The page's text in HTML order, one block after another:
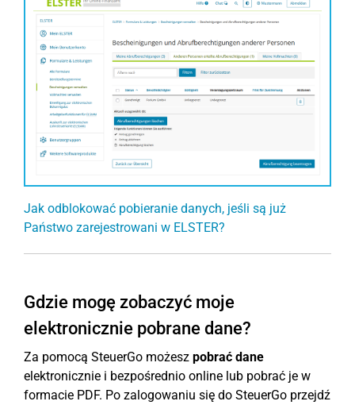
Jak odblokować pobieranie danych, jeśli są już
Państwo zarejestrowani w ELSTER?
Gdzie mogę zobaczyć moje
elektronicznie pobrane dane?
Za pomocą SteuerGo możesz pobrać dane
elektronicznie i bezpośrednio online lub pobrać je w
formacie PDF. Po zalogowaniu się do SteuerGo przejdź